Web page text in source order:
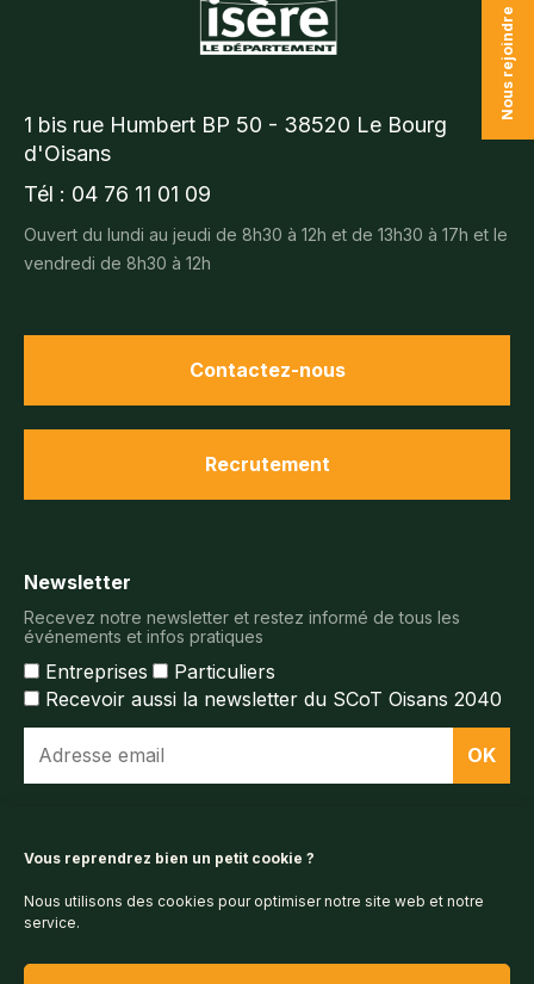
Vous reprendrez bien un petit cookie ?
Nous utilisons des cookies pour optimiser notre site web et notre
service.
Nous rejoindre
1 bis rue Humbert BP 50 - 38520 Le Bourg
d'Oisans
Tél : 04 76 11 01 09
Ouvert du lundi au jeudi de 8h30 à 12h et de 13h30 à 17h et le
vendredi de 8h30 à 12h
Contactez-nous
Recrutement
Newsletter
Recevez notre newsletter et restez informé de tous les
événements et infos pratiques
Entreprises
Particuliers
Recevoir aussi la newsletter du SCoT Oisans 2040